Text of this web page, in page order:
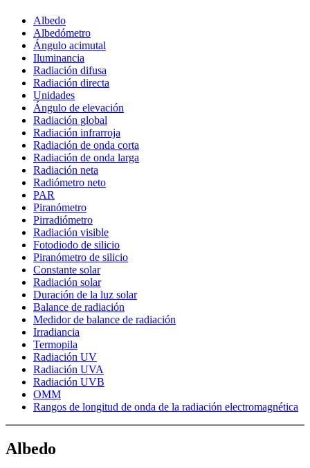
Albedo
Albedómetro
Ángulo acimutal
Iluminancia
Radiación difusa
Radiación directa
Unidades
Ángulo de elevación
Radiación global
Radiación infrarroja
Radiación de onda corta
Radiación de onda larga
Radiación neta
Radiómetro neto
PAR
Piranómetro
Pirradiómetro
Radiación visible
Fotodiodo de silicio
Piranómetro de silicio
Constante solar
Radiación solar
Duración de la luz solar
Balance de radiación
Medidor de balance de radiación
Irradiancia
Termopila
Radiación UV
Radiación UVA
Radiación UVB
OMM
Rangos de longitud de onda de la radiación electromagnética
Albedo